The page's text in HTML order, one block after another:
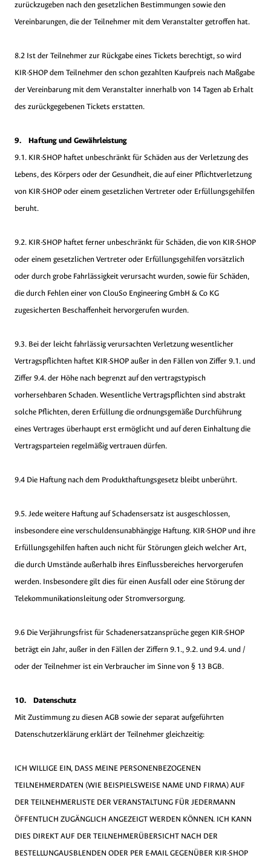
zurückzugeben nach den gesetzlichen Bestimmungen sowie den
Vereinbarungen, die der Teilnehmer mit dem Veranstalter getroffen hat.
8.2 Ist der Teilnehmer zur Rückgabe eines Tickets berechtigt, so wird
KIR-SHOP dem Teilnehmer den schon gezahlten Kaufpreis nach Maßgabe
der Vereinbarung mit dem Veranstalter innerhalb von 14 Tagen ab Erhalt
des zurückgegebenen Tickets erstatten.
9. Haftung und Gewährleistung
9.1. KIR-SHOP haftet unbeschränkt für Schäden aus der Verletzung des
Lebens, des Körpers oder der Gesundheit, die auf einer Pflichtverletzung
von KIR-SHOP oder einem gesetzlichen Vertreter oder Erfüllungsgehilfen
beruht.
9.2. KIR-SHOP haftet ferner unbeschränkt für Schäden, die von KIR-SHOP
oder einem gesetzlichen Vertreter oder Erfüllungsgehilfen vorsätzlich
oder durch grobe Fahrlässigkeit verursacht wurden, sowie für Schäden,
die durch Fehlen einer von ClouSo Engineering GmbH & Co KG
zugesicherten Beschaffenheit hervorgerufen wurden.
9.3. Bei der leicht fahrlässig verursachten Verletzung wesentlicher
Vertragspflichten haftet KIR-SHOP außer in den Fällen von Ziffer 9.1. und
Ziffer 9.4. der Höhe nach begrenzt auf den vertragstypisch
vorhersehbaren Schaden. Wesentliche Vertragspflichten sind abstrakt
solche Pflichten, deren Erfüllung die ordnungsgemäße Durchführung
eines Vertrages überhaupt erst ermöglicht und auf deren Einhaltung die
Vertragsparteien regelmäßig vertrauen dürfen.
9.4 Die Haftung nach dem Produkthaftungsgesetz bleibt unberührt.
9.5. Jede weitere Haftung auf Schadensersatz ist ausgeschlossen,
insbesondere eine verschuldensunabhängige Haftung. KIR-SHOP und ihre
Erfüllungsgehilfen haften auch nicht für Störungen gleich welcher Art,
die durch Umstände außerhalb ihres Einflussbereiches hervorgerufen
werden. Insbesondere gilt dies für einen Ausfall oder eine Störung der
Telekommunikationsleitung oder Stromversorgung.
9.6 Die Verjährungsfrist für Schadenersatzansprüche gegen KIR-SHOP
beträgt ein Jahr, außer in den Fällen der Ziffern 9.1., 9.2. und 9.4. und /
oder der Teilnehmer ist ein Verbraucher im Sinne von § 13 BGB.
10. Datenschutz
Mit Zustimmung zu diesen AGB sowie der separat aufgeführten
Datenschutzerklärung erklärt der Teilnehmer gleichzeitig:
ICH WILLIGE EIN, DASS MEINE PERSONENBEZOGENEN
TEILNEHMERDATEN (WIE BEISPIELSWEISE NAME UND FIRMA) AUF
DER TEILNEHMERLISTE DER VERANSTALTUNG FÜR JEDERMANN
ÖFFENTLICH ZUGÄNGLICH ANGEZEIGT WERDEN KÖNNEN. ICH KANN
DIES DIREKT AUF DER TEILNEHMERÜBERSICHT NACH DER
BESTELLUNGAUSBLENDEN ODER PER E-MAIL GEGENÜBER KIR-SHOP